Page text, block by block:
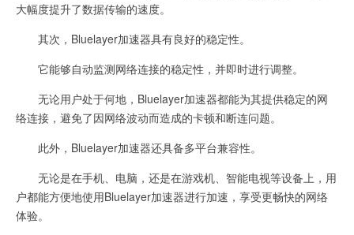
大幅度提升了数据传输的速度。
其次，Bluelayer加速器具有良好的稳定性。
它能够自动监测网络连接的稳定性，并即时进行调整。
无论用户处于何地，Bluelayer加速器都能为其提供稳定的网
络连接，避免了因网络波动而造成的卡顿和断连问题。
此外，Bluelayer加速器还具备多平台兼容性。
无论是在手机、电脑，还是在游戏机、智能电视等设备上，用
户都能方便地使用Bluelayer加速器进行加速，享受更畅快的网络
体验。